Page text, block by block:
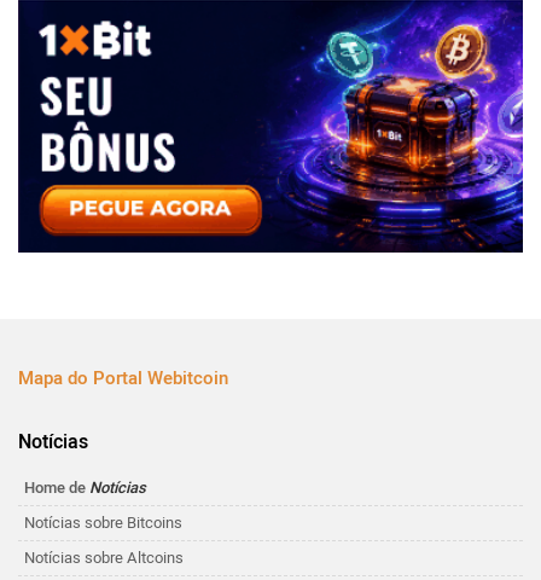
Mapa do Portal Webitcoin
Notícias
Home de Notícias
Notícias sobre Bitcoins
Notícias sobre Altcoins